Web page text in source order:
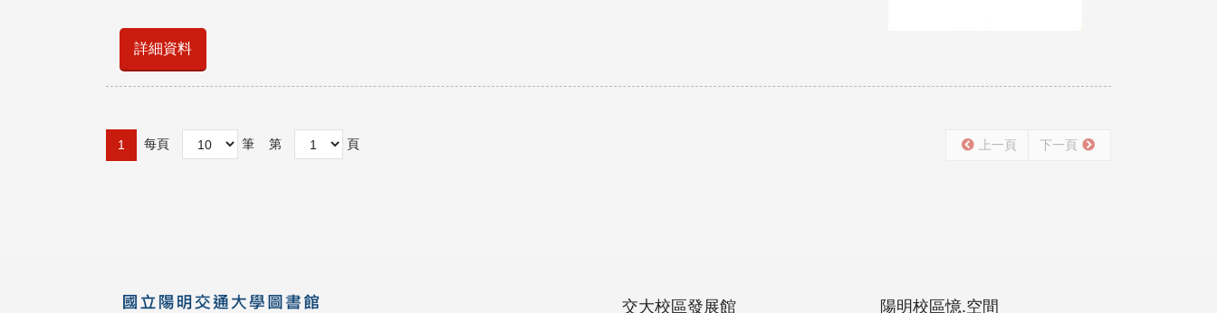
詳細資料
1 每頁 筆 第 頁 上一頁 下一頁
交大校區發展館 陽明校區憶.空間